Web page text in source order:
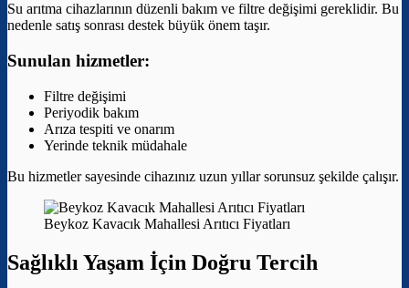
Su arıtma cihazlarının düzenli bakım ve filtre değişimi gereklidir. Bu
nedenle satış sonrası destek büyük önem taşır.
Sunulan hizmetler:
Filtre değişimi
Periyodik bakım
Arıza tespiti ve onarım
Yerinde teknik müdahale
Bu hizmetler sayesinde cihazınız uzun yıllar sorunsuz şekilde çalışır.
Beykoz Kavacık Mahallesi Arıtıcı Fiyatları
Sağlıklı Yaşam İçin Doğru Tercih